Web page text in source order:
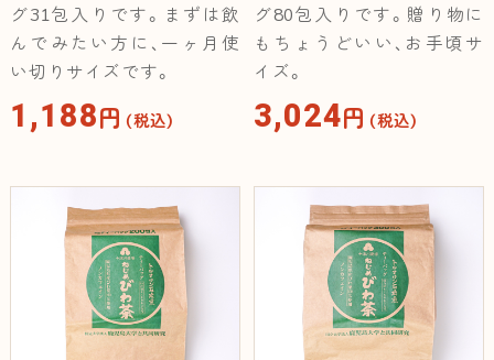
グ31包入りです。まずは飲
んでみたい方に、一ヶ月使
い切りサイズです。
1,188円 （税込）
グ80包入りです。贈り物に
もちょうどいい、お手頃サ
イズ。
3,024円 （税込）